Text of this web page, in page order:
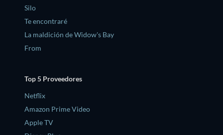
Silo
Te encontraré
La maldición de Widow's Bay
From
Top 5 Proveedores
Netflix
Amazon Prime Video
Apple TV